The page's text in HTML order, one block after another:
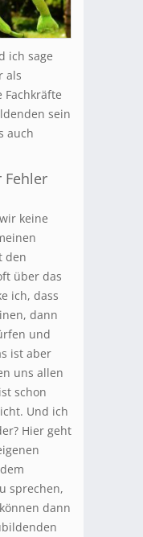
ich sage
als
sein
auch
keine
den
über das
ich, dass
dann
und
ist aber
uns allen
schon
Und ich
Hier geht
sprechen,
dann